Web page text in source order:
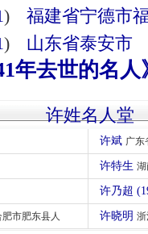
) 福建省宁德市
) 山东省泰安市
年去世的名人
许姓名人堂
许斌 广东
许特生
许乃超
市肥东县人 许晓明